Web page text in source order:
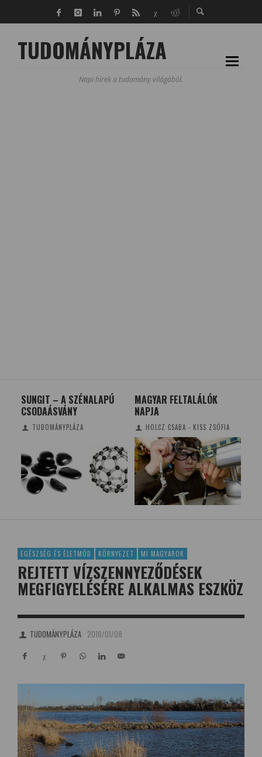
TUDOMÁNYPLÁZA
Napi hírek a tudomány világából.
SUNGIT – A SZÉNALAPÚ
CSODAÁSVÁNY
TUDOMÁNYPLÁZA
MAGYAR FELTALÁLÓK
NAPJA
HOLCZ CSABA - KISS ZSÓFIA
EGÉSZSÉG ÉS ÉLETMÓD KÖRNYEZET MI MAGYAROK
REJTETT VÍZSZENNYEZŐDÉSEK
MEGFIGYELÉSÉRE ALKALMAS ESZKÖZ
TUDOMÁNYPLÁZA 2018/01/08